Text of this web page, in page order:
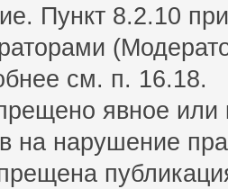
Пункт 8.2.10
см. п. 16.18.
явное или
на нарушение